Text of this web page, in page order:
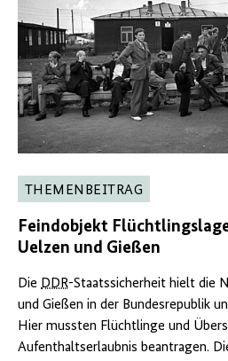
THEMENBEITRAG
Feindobjekt
Uelzen und Gießen
Die DDR-Staatssicherheit hielt die
und Gießen in der Bundesrepublik
Hier mussten Flüchtlinge und
Aufenthaltserlaubnis beantragen.